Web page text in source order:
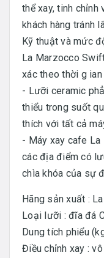
thể xay, tinh
khách hàng tránh
Kỹ thuật và mức
La Marzocco
xác theo thời g
- Lưỡi ceramic
thiểu trong suốt
thích với tất cả
- Máy xay cafe
các địa điểm có
chìa khóa của sự
Hãng sản xuất :
Loại lưỡi : đĩa đá
Dung tích phiểu
Điều chỉnh xay :